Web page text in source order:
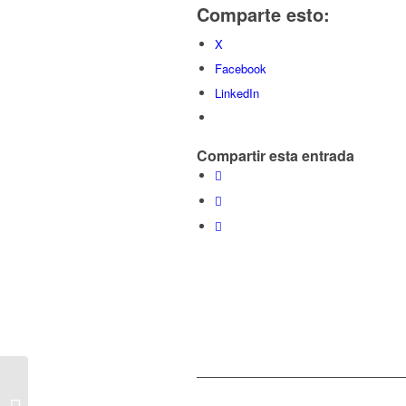
Comparte esto:
X
Facebook
LinkedIn
Compartir esta entrada